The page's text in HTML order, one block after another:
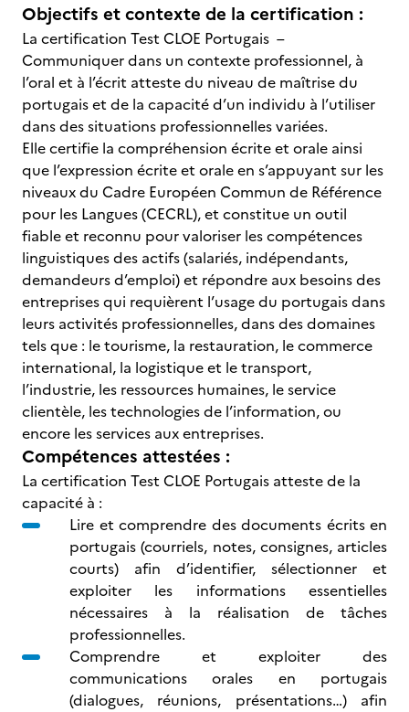
Objectifs et contexte de la certification :
La certification Test CLOE Portugais –
Communiquer dans un contexte professionnel, à
l’oral et à l’écrit atteste du niveau de maîtrise du
portugais et de la capacité d’un individu à l’utiliser
dans des situations professionnelles variées.
Elle certifie la compréhension écrite et orale ainsi
que l’expression écrite et orale en s’appuyant sur les
niveaux du Cadre Européen Commun de Référence
pour les Langues (CECRL), et constitue un outil
fiable et reconnu pour valoriser les compétences
linguistiques des actifs (salariés, indépendants,
demandeurs d’emploi) et répondre aux besoins des
entreprises qui requièrent l’usage du portugais dans
leurs activités professionnelles, dans des domaines
tels que : le tourisme, la restauration, le commerce
international, la logistique et le transport,
l’industrie, les ressources humaines, le service
clientèle, les technologies de l’information, ou
encore les services aux entreprises.
Compétences attestées :
La certification Test CLOE Portugais atteste de la
capacité à :
Lire et comprendre des documents écrits en
portugais (courriels, notes, consignes, articles
courts) afin d’identifier, sélectionner et
exploiter les informations essentielles
nécessaires à la réalisation de tâches
professionnelles.
Comprendre et exploiter des
communications orales en portugais
(dialogues, réunions, présentations…) afin